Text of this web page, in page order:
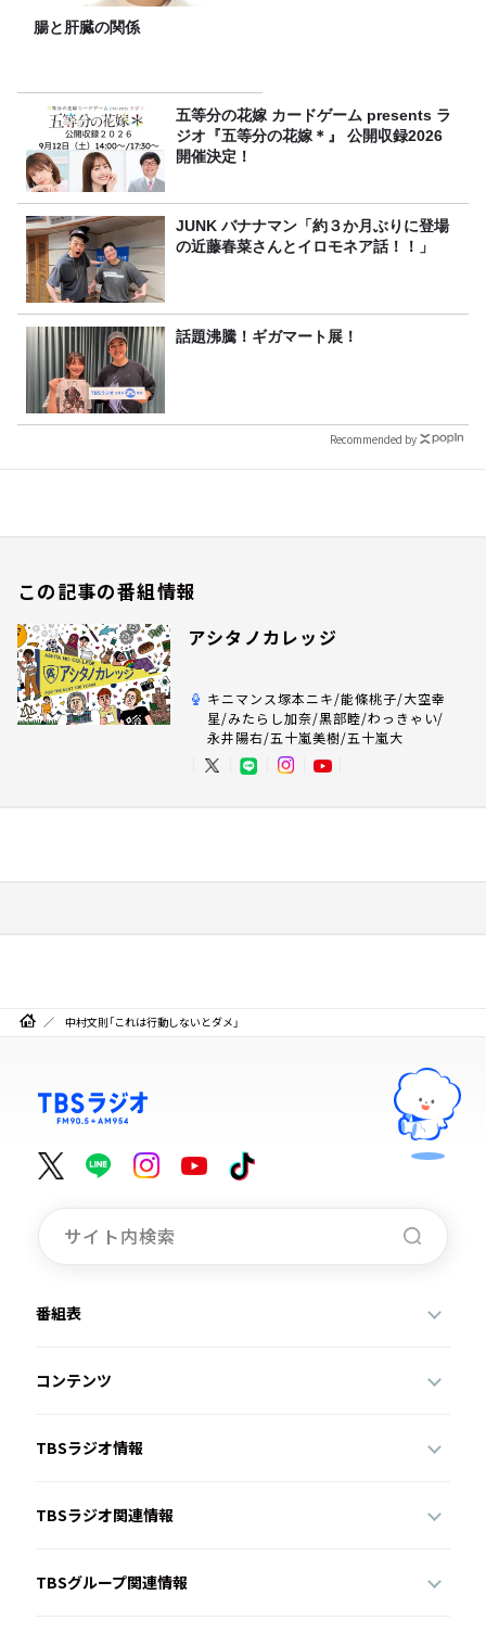
腸と肝臓の関係
五等分の花嫁 カードゲーム presents ラ
ジオ『五等分の花嫁＊』 公開収録2026
開催決定！
JUNK バナナマン「約３か月ぶりに登場
の近藤春菜さんとイロモネア話！！」
話題沸騰！ギガマート展！
Recommended by
この記事の番組情報
アシタノカレッジ
キニマンス塚本ニキ/能條桃子/大空幸
星/みたらし加奈/黒部睦/わっきゃい/
永井陽右/五十嵐美樹/五十嵐大
中村文則「これは行動しないとダメ」
番組表
コンテンツ
TBSラジオ情報
TBSラジオ関連情報
TBSグループ関連情報